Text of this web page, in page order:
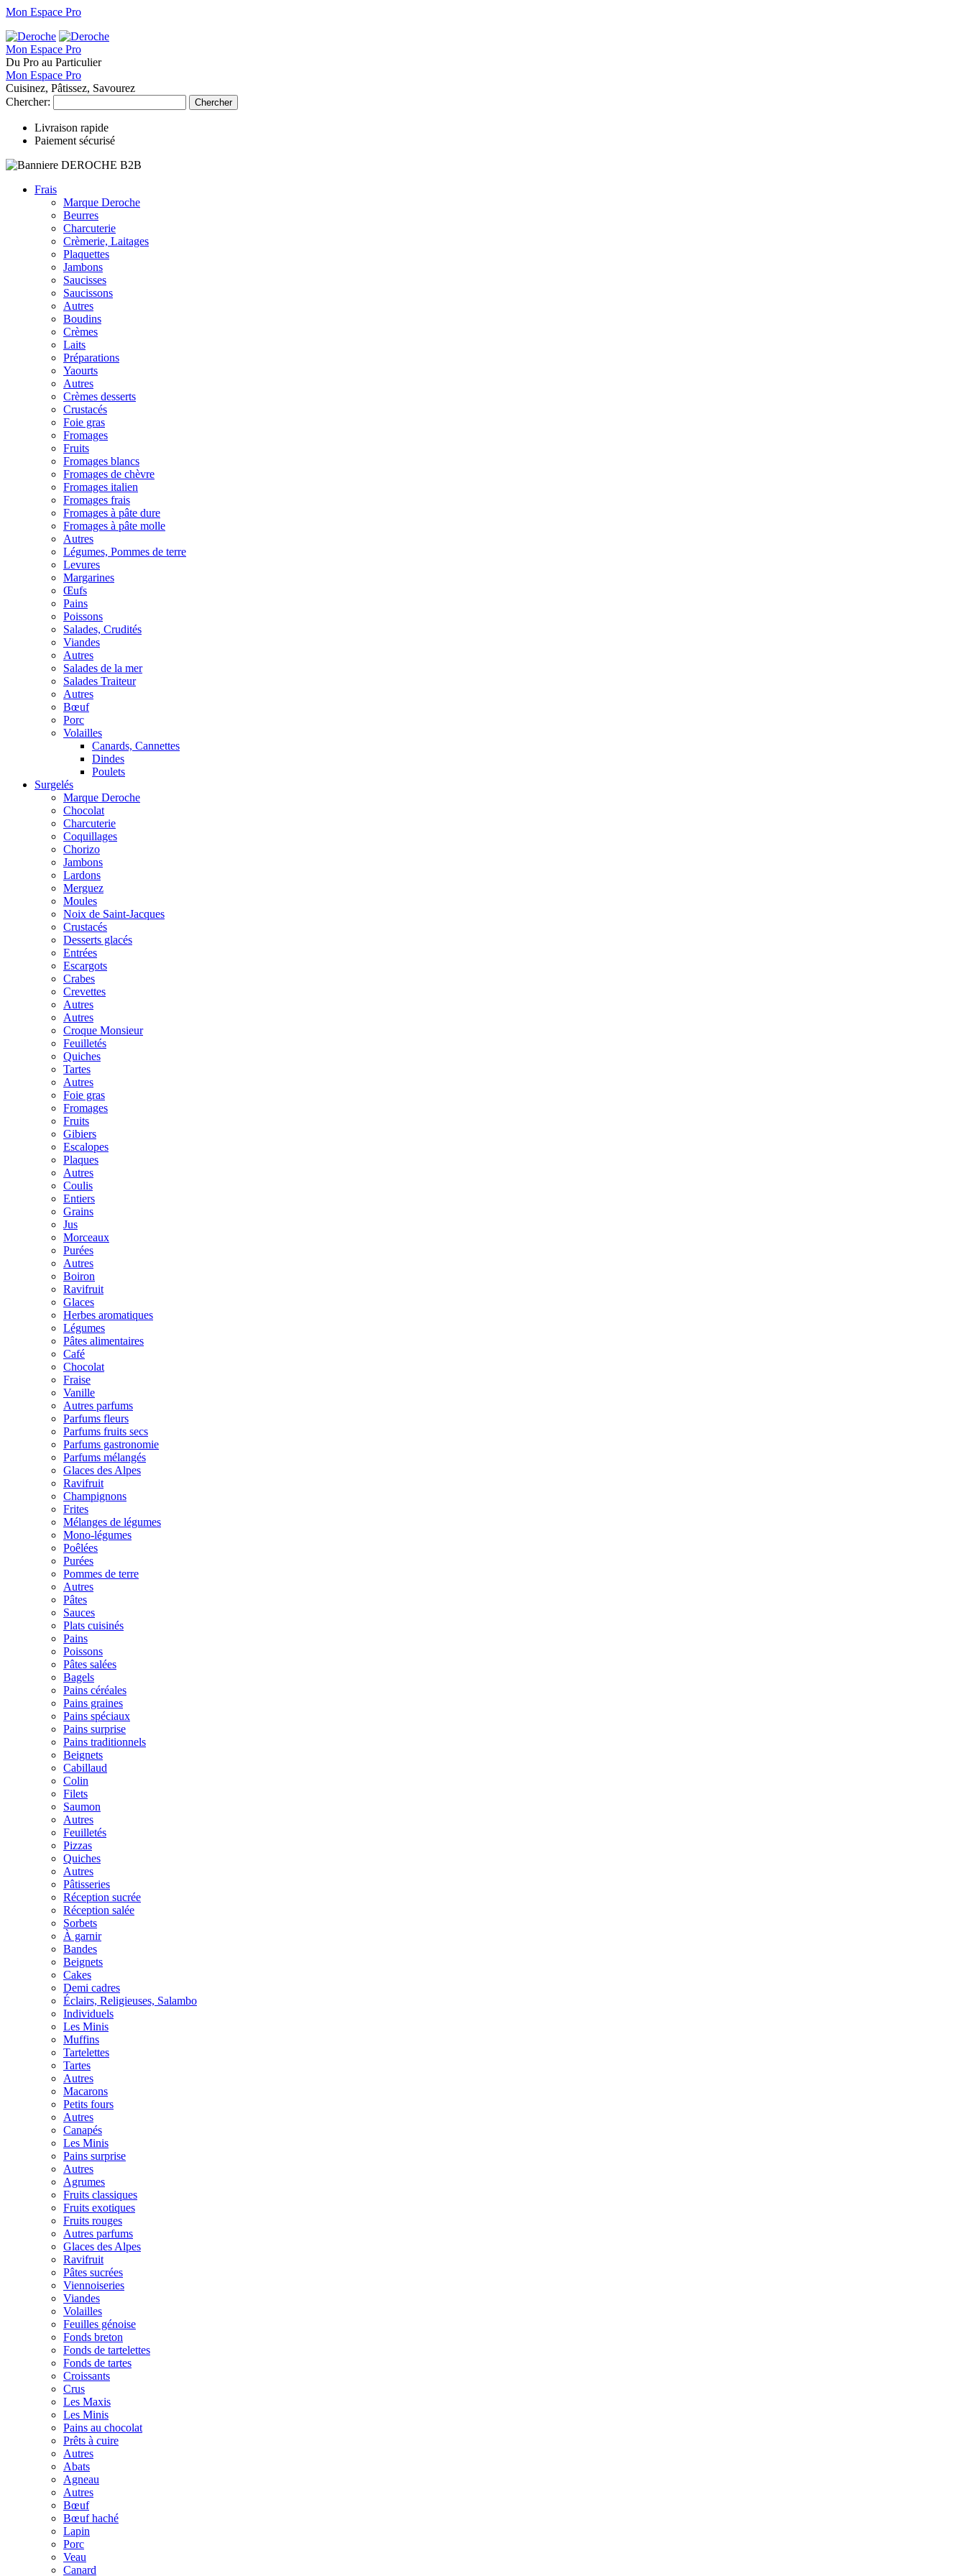
Mon Espace Pro
Mon Espace Pro
Du Pro au Particulier
Mon Espace Pro
Cuisinez, Pâtissez, Savourez
Chercher:
Chercher
Livraison rapide
Paiement sécurisé
Frais
Marque Deroche
Beurres
Charcuterie
Crèmerie, Laitages
Plaquettes
Jambons
Saucisses
Saucissons
Autres
Boudins
Crèmes
Laits
Préparations
Yaourts
Autres
Crèmes desserts
Crustacés
Foie gras
Fromages
Fruits
Fromages blancs
Fromages de chèvre
Fromages italien
Fromages frais
Fromages à pâte dure
Fromages à pâte molle
Autres
Légumes, Pommes de terre
Levures
Margarines
Œufs
Pains
Poissons
Salades, Crudités
Viandes
Autres
Salades de la mer
Salades Traiteur
Autres
Bœuf
Porc
Volailles
Canards, Cannettes
Dindes
Poulets
Surgelés
Marque Deroche
Chocolat
Charcuterie
Coquillages
Chorizo
Jambons
Lardons
Merguez
Moules
Noix de Saint-Jacques
Crustacés
Desserts glacés
Entrées
Escargots
Crabes
Crevettes
Autres
Autres
Croque Monsieur
Feuilletés
Quiches
Tartes
Autres
Foie gras
Fromages
Fruits
Gibiers
Escalopes
Plaques
Autres
Coulis
Entiers
Grains
Jus
Morceaux
Purées
Autres
Boiron
Ravifruit
Glaces
Herbes aromatiques
Légumes
Pâtes alimentaires
Café
Chocolat
Fraise
Vanille
Autres parfums
Parfums fleurs
Parfums fruits secs
Parfums gastronomie
Parfums mélangés
Glaces des Alpes
Ravifruit
Champignons
Frites
Mélanges de légumes
Mono-légumes
Poêlées
Purées
Pommes de terre
Autres
Pâtes
Sauces
Plats cuisinés
Pains
Poissons
Pâtes salées
Bagels
Pains céréales
Pains graines
Pains spéciaux
Pains surprise
Pains traditionnels
Beignets
Cabillaud
Colin
Filets
Saumon
Autres
Feuilletés
Pizzas
Quiches
Autres
Pâtisseries
Réception sucrée
Réception salée
Sorbets
À garnir
Bandes
Beignets
Cakes
Demi cadres
Éclairs, Religieuses, Salambo
Individuels
Les Minis
Muffins
Tartelettes
Tartes
Autres
Macarons
Petits fours
Autres
Canapés
Les Minis
Pains surprise
Autres
Agrumes
Fruits classiques
Fruits exotiques
Fruits rouges
Autres parfums
Glaces des Alpes
Ravifruit
Pâtes sucrées
Viennoiseries
Viandes
Volailles
Feuilles génoise
Fonds breton
Fonds de tartelettes
Fonds de tartes
Croissants
Crus
Les Maxis
Les Minis
Pains au chocolat
Prêts à cuire
Autres
Abats
Agneau
Autres
Bœuf
Bœuf haché
Lapin
Porc
Veau
Canard